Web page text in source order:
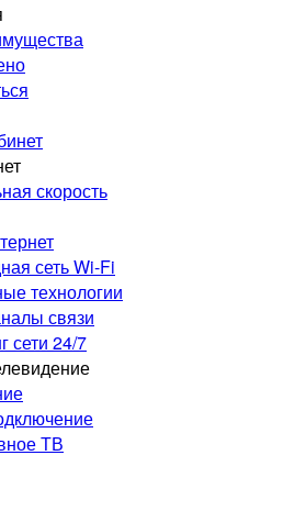
скорость
сеть Wi-Fi
технологии
связи
сети 24/7
ТВ